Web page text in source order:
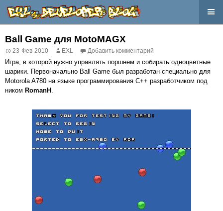
Перейти
содержимому
Ball Game для MotoMAGX
23-Фев-2010 EXL Добавить комментарий
Игра, в которой нужно управлять поршнем и собирать одноцветные
шарики. Первоначально Ball Game был разработан специально для
Motorola A780 на языке программирования C++ разработчиком под
ником RomanH .